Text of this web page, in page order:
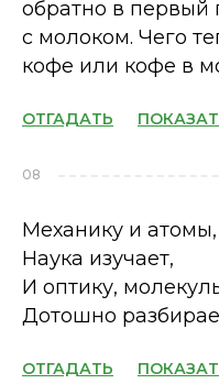
обратно в
с молоком. Чего
кофе или кофе в
ОТГАДАТЬ
08
Механику и атомы,
Наука изучает,
И оптику,
Дотошно
ОТГАДАТЬ